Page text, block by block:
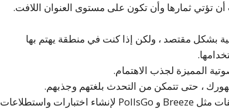
تؤتي ثمارها وأن تكون على مستوى العنوان اللافت.
بشكل مقتصد ، ولكن إذا كنت في منطقة يهتم بها
المميزة لجذب الاهتمام.
، حتى تتمكن من التحدث بلغتهم وجذبهم.
المسابقات والاستطلاعات: يمكن استخدام تطبيقات مثل Breeze و PollsGo لإنشاء اختبارات واستطلاعات